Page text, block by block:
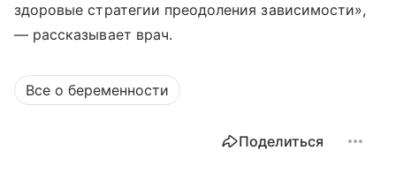
здоровые стратегии преодоления зависимости»,
— рассказывает врач.
Все о беременности
Поделиться